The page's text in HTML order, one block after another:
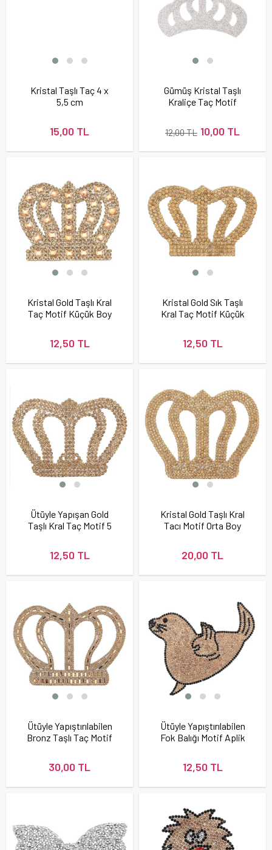
Kristal Taşlı Taç 4 x
5,5 cm
15,00 TL
Gümüş Kristal Taşlı
Kraliçe Taç Motif
10,00 TL
12,00 TL
Kristal Gold Taşlı Kral
Taç Motif Küçük Boy
12,50 TL
Kristal Gold Sık Taşlı
Kral Taç Motif Küçük
12,50 TL
Ütüyle Yapışan Gold
Taşlı Kral Taç Motif 5
12,50 TL
Kristal Gold Taşlı Kral
Tacı Motif Orta Boy
20,00 TL
Ütüyle Yapıştırılabilen
Bronz Taşlı Taç Motif
30,00 TL
Ütüyle Yapıştırılabilen
Fok Balığı Motif Aplik
12,50 TL